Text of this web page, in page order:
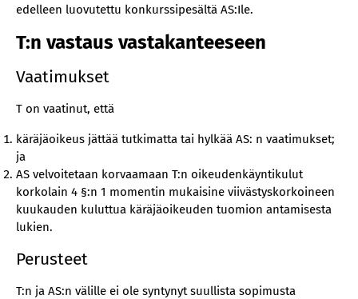
edelleen luovutettu konkurssipesältä AS:Ile.
T:n vastaus vastakanteeseen
Vaatimukset
T on vaatinut, että
käräjäoikeus jättää tutkimatta tai hylkää AS: n vaatimukset;
ja
AS velvoitetaan korvaamaan T:n oikeudenkäyntikulut
korkolain 4 §:n 1 momentin mukaisine viivästyskorkoineen
kuukauden kuluttua käräjäoikeuden tuomion antamisesta
lukien.
Perusteet
T:n ja AS:n välille ei ole syntynyt suullista sopimusta